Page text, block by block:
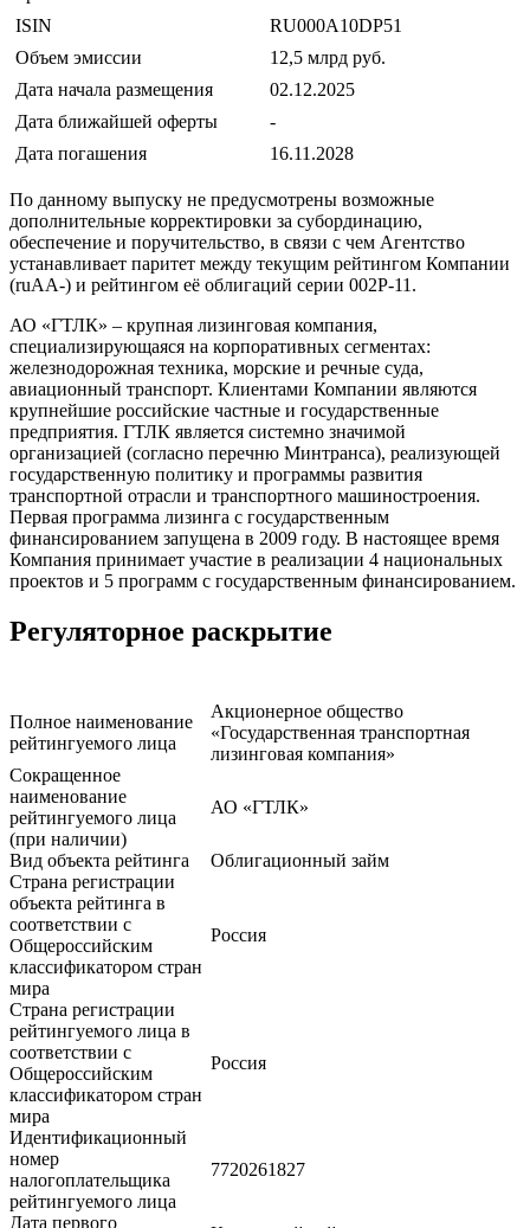
ISIN
RU000A10DP51
Объем эмиссии
12,5 млрд руб.
Дата начала размещения
02.12.2025
Дата ближайшей оферты
-
Дата погашения
16.11.2028
По данному выпуску не предусмотрены возможные
дополнительные корректировки за субординацию,
обеспечение и поручительство, в связи с чем Агентство
устанавливает паритет между текущим рейтингом Компании
(ruAA-) и рейтингом её облигаций серии 002Р-11.
АО «ГТЛК» – крупная лизинговая компания,
специализирующаяся на корпоративных сегментах:
железнодорожная техника, морские и речные суда,
авиационный транспорт. Клиентами Компании являются
крупнейшие российские частные и государственные
предприятия. ГТЛК является системно значимой
организацией (согласно перечню Минтранса), реализующей
государственную политику и программы развития
транспортной отрасли и транспортного машиностроения.
Первая программа лизинга с государственным
финансированием запущена в 2009 году. В настоящее время
Компания принимает участие в реализации 4 национальных
проектов и 5 программ с государственным финансированием.
Регуляторное раскрытие
Полное наименование
рейтингуемого лица
Акционерное общество
«Государственная транспортная
лизинговая компания»
Сокращенное
наименование
рейтингуемого лица
(при наличии)
АО «ГТЛК»
Вид объекта рейтинга
Облигационный займ
Страна регистрации
объекта рейтинга в
соответствии с
Общероссийским
классификатором стран
мира
Россия
Страна регистрации
рейтингуемого лица в
соответствии с
Общероссийским
классификатором стран
мира
Россия
Идентификационный
номер
налогоплательщика
рейтингуемого лица
7720261827
Дата первого